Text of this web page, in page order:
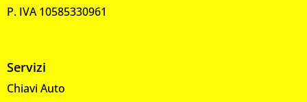
P. IVA 10585330961
Servizi
Chiavi Auto